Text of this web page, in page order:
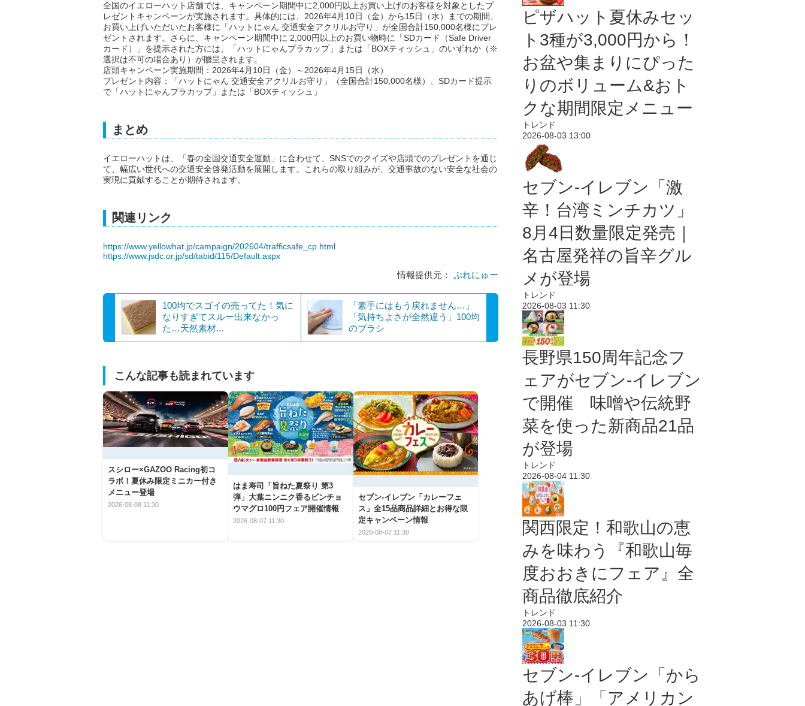
全国のイエローハット店舗では、キャンペーン期間中に2,000円以上お買い上げのお客様を対象としたプ
レゼントキャンペーンが実施されます。具体的には、2026年4月10日（金）から15日（水）までの期間、
お買い上げいただいたお客様に「ハットにゃん 交通安全アクリルお守り」が全国合計150,000名様にプレ
ゼントされます。さらに、キャンペーン期間中に 2,000円以上のお買い物時に「SDカード（Safe Driver
カード）」を提示された方には、「ハットにゃんプラカップ」または「BOXティッシュ」のいずれか（※
選択は不可の場合あり）が贈呈されます。
店頭キャンペーン実施期間：2026年4月10日（金）～2026年4月15日（水）
プレゼント内容：「ハットにゃん 交通安全アクリルお守り」（全国合計150,000名様）、SDカード提示
で「ハットにゃんプラカップ」または「BOXティッシュ」
まとめ
イエローハットは、「春の全国交通安全運動」に合わせて、SNSでのクイズや店頭でのプレゼントを通じ
て、幅広い世代への交通安全啓発活動を展開します。これらの取り組みが、交通事故のない安全な社会の
実現に貢献することが期待されます。
関連リンク
https://www.yellowhat.jp/campaign/202604/trafficsafe_cp.html
https://www.jsdc.or.jp/sd/tabid/115/Default.aspx
情報提供元： ぷれにゅー
100均でスゴイの売ってた！気に
なりすぎてスルー出来なかっ
た…天然素材...
「素手にはもう戻れません…」
「気持ちよさが全然違う」100均
のブラシ
こんな記事も読まれています
スシロー×GAZOO Racing初コ
ラボ！夏休み限定ミニカー付き
メニュー登場
2026-08-08 11:30
はま寿司「旨ねた夏祭り 第3
弾」大葉ニンニク香るビンチョ
ウマグロ100円フェア開催情報
2026-08-07 11:30
セブン‐イレブン「カレーフェ
ス」全15品商品詳細とお得な限
定キャンペーン情報
2026-08-07 11:30
ピザハット夏休みセッ
ト3種が3,000円から！
お盆や集まりにぴった
りのボリューム&おト
クな期間限定メニュー
トレンド
2026-08-03 13:00
セブン-イレブン「激
辛！台湾ミンチカツ」
8月4日数量限定発売｜
名古屋発祥の旨辛グル
メが登場
トレンド
2026-08-03 11:30
長野県150周年記念フ
ェアがセブン-イレブン
で開催 味噌や伝統野
菜を使った新商品21品
が登場
トレンド
2026-08-04 11:30
関西限定！和歌山の恵
みを味わう『和歌山毎
度おおきにフェア』全
商品徹底紹介
トレンド
2026-08-03 11:30
セブン‐イレブン「から
あげ棒」「アメリカン